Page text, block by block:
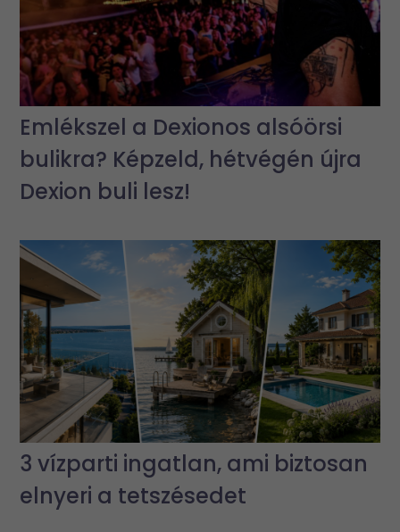
Emlékszel a Dexionos alsóörsi
bulikra? Képzeld, hétvégén újra
Dexion buli lesz!
3 vízparti ingatlan, ami biztosan
elnyeri a tetszésedet